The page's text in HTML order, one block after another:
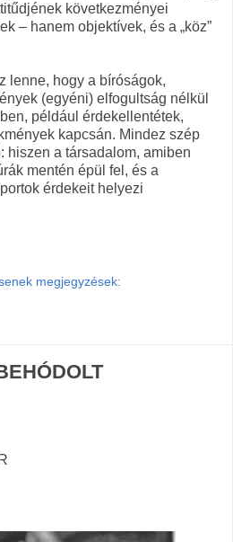
következményei
– hanem objektívek, és a „köz”
lenne, hogy a bíróságok,
(egyéni) elfogultság nélkül
például érdekellentétek,
kapcsán. Mindez szép
hiszen a társadalom, amiben
mentén épül fel, és a
érdekeit helyezi
megjegyzések: